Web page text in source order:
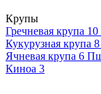
Крупы
Гречневая крупа 10
Кукурузная крупа 8
Ячневая крупа 6
Киноа 3